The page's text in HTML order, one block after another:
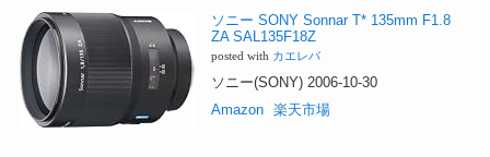
ソニー SONY Sonnar T* 135mm F1.8
ZA SAL135F18Z
posted with カエレバ
ソニー(SONY) 2006-10-30
Amazon
楽天市場